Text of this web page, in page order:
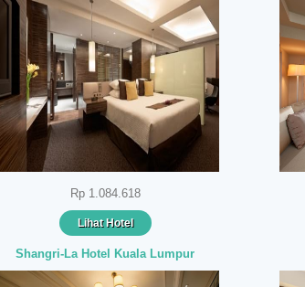
Rp 1.084.618
Lihat Hotel
Shangri-La Hotel Kuala Lumpur